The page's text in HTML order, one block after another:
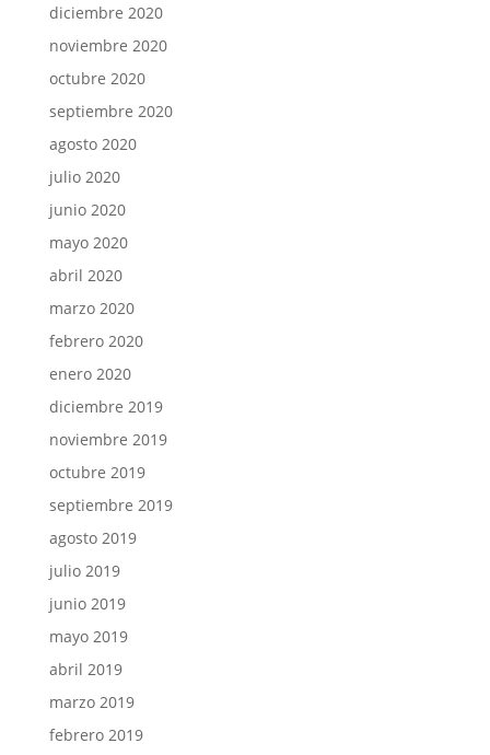
diciembre 2020
noviembre 2020
octubre 2020
septiembre 2020
agosto 2020
julio 2020
junio 2020
mayo 2020
abril 2020
marzo 2020
febrero 2020
enero 2020
diciembre 2019
noviembre 2019
octubre 2019
septiembre 2019
agosto 2019
julio 2019
junio 2019
mayo 2019
abril 2019
marzo 2019
febrero 2019